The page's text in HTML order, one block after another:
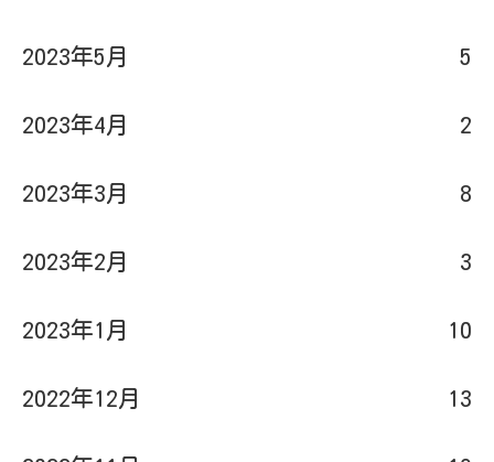
2023年5月 5
2023年4月 2
2023年3月 8
2023年2月 3
2023年1月 10
2022年12月 13